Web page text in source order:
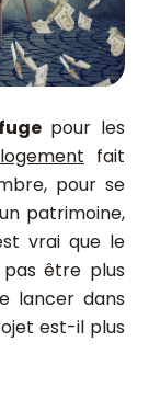
pour les
fait
pour se
patrimoine,
vrai que le
être plus
lancer dans
est-il plus